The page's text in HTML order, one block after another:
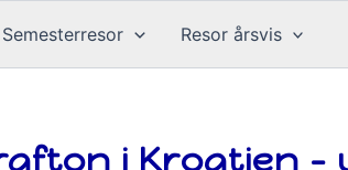
Semesterresor Resor årsvis
i Kroatien –